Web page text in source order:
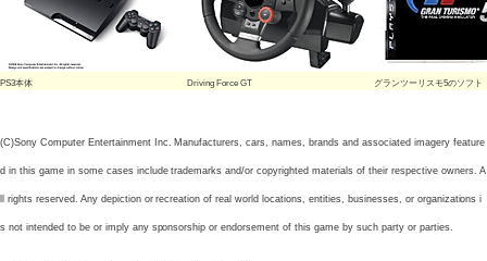
PS3本体 Driving Force GT グランツーリスモ5のソフト
(C)Sony Computer Entertainment Inc. Manufacturers, cars, names, brands and associated imagery feature
d in this game in some cases include trademarks and/or copyrighted materials of their respective owners. A
ll rights reserved. Any depiction or recreation of real world locations, entities, businesses, or organizations i
s not intended to be or imply any sponsorship or endorsement of this game by such party or parties.